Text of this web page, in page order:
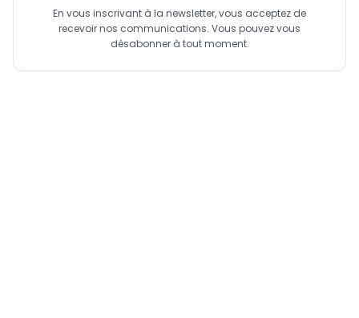
En vous inscrivant à la newsletter, vous acceptez de
recevoir nos communications. Vous pouvez vous
désabonner à tout moment.